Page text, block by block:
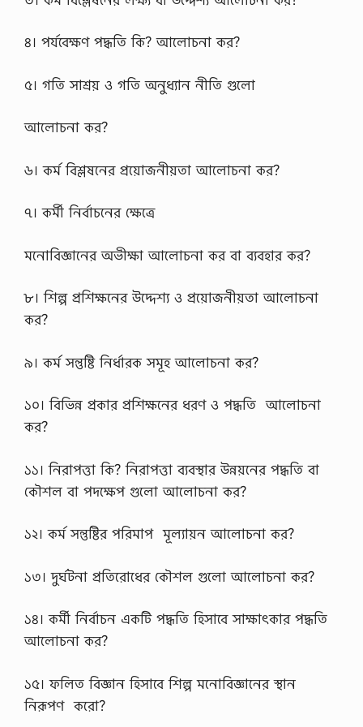
৪। পর্যবেক্ষণ পদ্ধতি কি? আলোচনা কর?
৫। গতি সাশ্রয় ও গতি অনুধ্যান নীতি গুলো
আলোচনা কর?
৬। কর্ম বিশ্লষনের প্রয়োজনীয়তা আলোচনা কর?
৭। কর্মী নির্বাচনের ক্ষেত্রে
মনোবিজ্ঞানের অভীক্ষা আলোচনা কর বা ব্যবহার কর?
৮। শিল্প প্রশিক্ষনের উদ্দেশ্য ও প্রয়োজনীয়তা আলোচনা
কর?
৯। কর্ম সন্তুষ্টি নির্ধারক সমূহ আলোচনা কর?
১০। বিভিন্ন প্রকার প্রশিক্ষনের ধরণ ও পদ্ধতি আলোচনা
কর?
১১। নিরাপত্তা কি? নিরাপত্তা ব্যবস্থার উন্নয়নের পদ্ধতি বা
কৌশল বা পদক্ষেপ গুলো আলোচনা কর?
১২। কর্ম সন্তুষ্টির পরিমাপ মূল্যায়ন আলোচনা কর?
১৩। দুর্ঘটনা প্রতিরোধের কৌশল গুলো আলোচনা কর?
১৪। কর্মী নির্বাচন একটি পদ্ধতি হিসাবে সাক্ষাৎকার পদ্ধতি
আলোচনা কর?
১৫। ফলিত বিজ্ঞান হিসাবে শিল্প মনোবিজ্ঞানের স্থান
নিরূপণ করো?